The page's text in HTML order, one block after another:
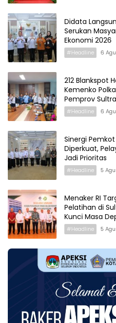
Didata
Serukan
Ekonomi 2026
#Headline 6
212 Blankspot
Kemenko
Pemprov Sultra
#Headline 6
Sinergi
Diperkuat,
Jadi Prioritas
#Headline 5
Menaker RI
Pelatihan di
Kunci Masa
#Headline 5